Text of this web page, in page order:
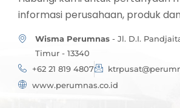
informasi perusahaan, produk
Wisma Perumnas- Jl. D.I.
Timur - 13340
+62 21 819 4807
www.perumnas.co.id